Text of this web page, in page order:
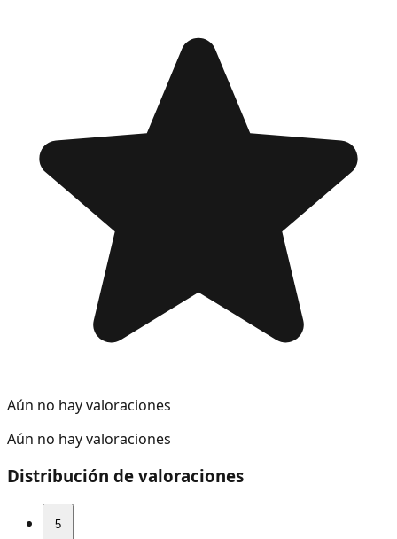
Aún no hay valoraciones
Aún no hay valoraciones
Distribución de valoraciones
5